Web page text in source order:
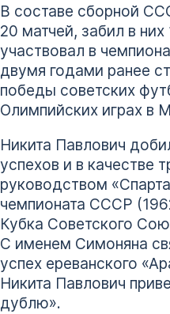
В составе сборной
20 матчей, забил в них
участвовал в
двумя годами ранее
победы советских
Олимпийских играх в
Никита Павлович
успехов и в качестве
руководством
чемпионата СССР
Кубка Советского
С именем Симоняна
успех ереванского
Никита Павлович
дублю».